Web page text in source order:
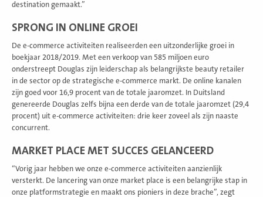
destination gemaakt.”
SPRONG IN ONLINE GROEI
De e-commerce activiteiten realiseerden een uitzonderlijke groei in
boekjaar 2018/2019. Met een verkoop van 585 miljoen euro
onderstreept Douglas zijn leiderschap als belangrijkste beauty retailer
in de sector op de strategische e-commerce markt. De online kanalen
zijn goed voor 16,9 procent van de totale jaaromzet. In Duitsland
genereerde Douglas zelfs bijna een derde van de totale jaaromzet (29,4
procent) uit e-commerce activiteiten: drie keer zoveel als zijn naaste
concurrent.
MARKET PLACE MET SUCCES GELANCEERD
“Vorig jaar hebben we onze e-commerce activiteiten aanzienlijk
versterkt. De lancering van onze market place is een belangrijke stap in
onze platformstrategie en maakt ons pioniers in deze brache”, zegt